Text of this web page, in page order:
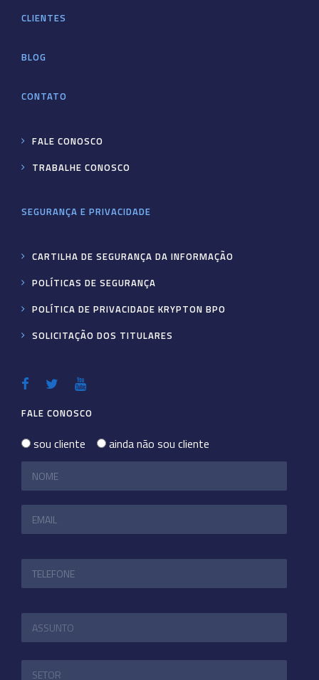
CLIENTES
BLOG
CONTATO
FALE CONOSCO
TRABALHE CONOSCO
SEGURANÇA E PRIVACIDADE
CARTILHA DE SEGURANÇA DA INFORMAÇÃO
POLÍTICAS DE SEGURANÇA
POLÍTICA DE PRIVACIDADE KRYPTON BPO
SOLICITAÇÃO DOS TITULARES
FALE CONOSCO
sou cliente ainda não sou cliente